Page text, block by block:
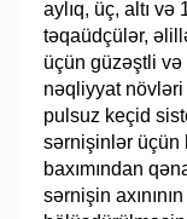
aylıq, üç, altı
təqaüdçülər,
üçün güzəştli
nəqliyyat növləri
pulsuz keçid
sərnişinlər üçün
baxımından
sərnişin